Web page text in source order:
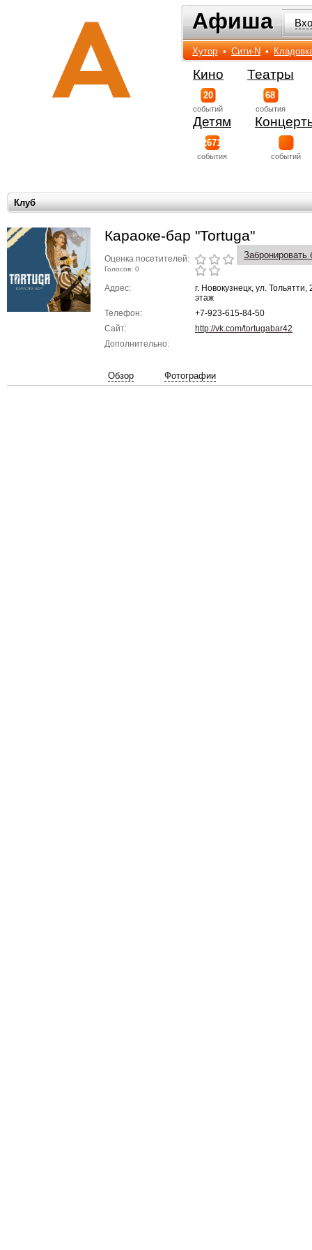
Афиша
Афиша
Хутор • Сити-N •
Кино
20
событий
Театры
68
события
Детям
2671
события событий
Клуб
Караоке-бар "Tortuga"
Забронировать
Оценка посетителей:
Голосов: 0
Адрес:
г. Новокузнецк, ул. Тольятти,
этаж
Телефон:
+7-923-615-84-50
Сайт:
http://vk.com/tortugabar42
Дополнительно:
Обзор Фотографии